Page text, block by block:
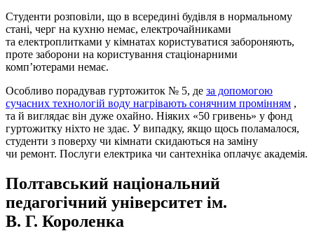
Студенти розповіли, що в всередині будівля в нормальному
стані, черг на кухню немає, електрочайниками
та електроплитками у кімнатах користуватися забороняють,
проте заборони на користування стаціонарними
комп’ютерами немає.
Особливо порадував гуртожиток № 5, де за допомогою
сучасних технологій воду нагрівають сонячним промінням ,
та й виглядає він дуже охайно. Ніяких «50 гривень» у фонд
гуртожитку ніхто не здає. У випадку, якщо щось поламалося,
студенти з поверху чи кімнати скидаються на заміну
чи ремонт. Послуги електрика чи сантехніка оплачує академія.
Полтавський національний
педагогічний університет ім.
В. Г. Короленка